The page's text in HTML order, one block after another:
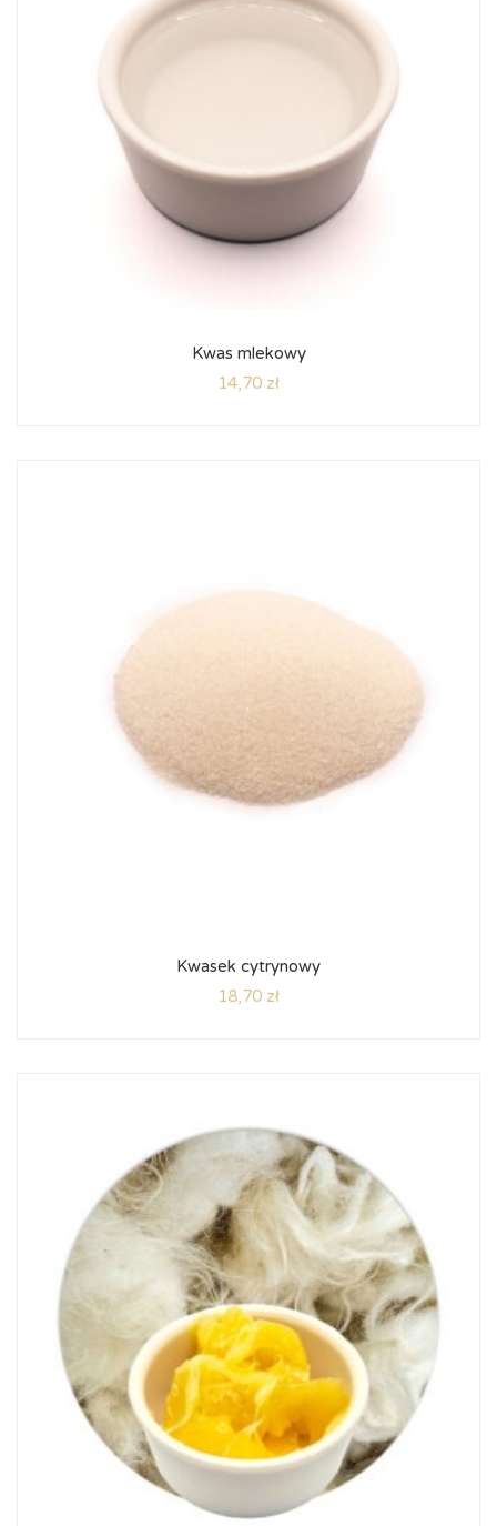
Kwas mlekowy
14,70 zł
Kwasek cytrynowy
18,70 zł